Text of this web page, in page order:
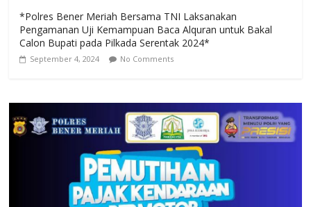
*Polres Bener Meriah Bersama TNI Laksanakan
Pengamanan Uji Kemampuan Baca Alquran untuk Bakal
Calon Bupati pada Pilkada Serentak 2024*
September 4, 2024 No Comments